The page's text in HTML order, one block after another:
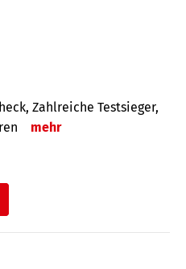
Zahlreiche Testsieger,
mehr